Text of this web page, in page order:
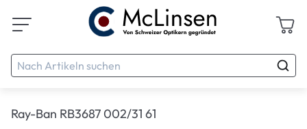
Ray-Ban RB3687 002/31 61